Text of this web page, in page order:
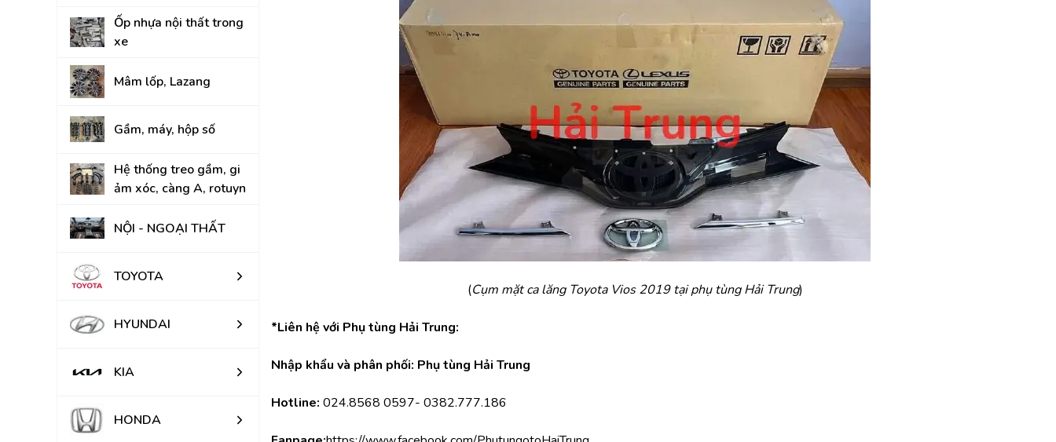
Ốp nhựa nội thất trong
xe
Mâm lốp, Lazang
Gầm, máy, hộp số
Hệ thống treo gầm, gi
ảm xóc, càng A, rotuyn
NỘI - NGOẠI THẤT
TOYOTA
HYUNDAI
KIA
HONDA
(Cụm mặt ca lăng Toyota Vios 2019 tại phụ tùng Hải Trung)
*Liên hệ với Phụ tùng Hải Trung:
Nhập khẩu và phân phối: Phụ tùng Hải Trung
Hotline: 024.8568 0597- 0382.777.186